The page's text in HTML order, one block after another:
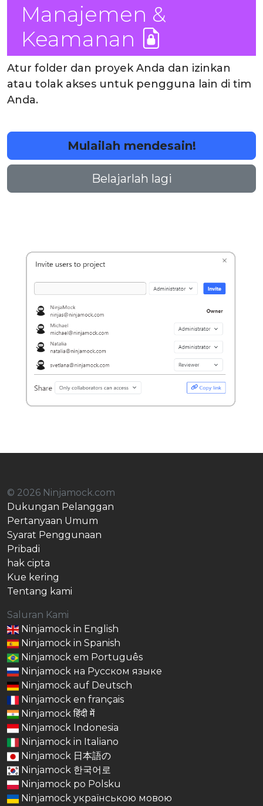
Manajemen &
Keamanan
Atur folder dan proyek Anda dan izinkan
atau tolak akses untuk pengguna lain di tim
Anda.
Mulailah mendesain!
Belajarlah lagi
© 2026 Ninjamock.com
Dukungan Pelanggan
Pertanyaan Umum
Syarat Penggunaan
Pribadi
hak cipta
Kue kering
Tentang kami
Saluran Kami
Ninjamock in English
Ninjamock in Spanish
Ninjamock em Português
Ninjamock на Русском языке
Ninjamock auf Deutsch
Ninjamock en français
Ninjamock हिंदी में
Ninjamock Indonesia
Ninjamock in Italiano
Ninjamock 日本語の
Ninjamock 한국어로
Ninjamock po Polsku
Ninjamock українською мовою